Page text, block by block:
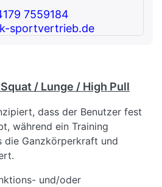
7559184
sportvertrieb.de
/ Lunge / High Pull
dass der Benutzer fest
während ein Training
Ganzkörperkraft und
und/oder